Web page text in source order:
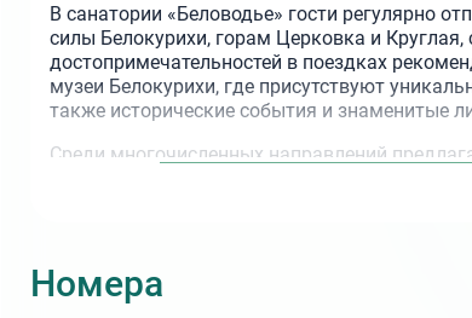
В санатории «Беловодье» гости регулярно
силы Белокурихи, горам Церковка и
достопримечательностей в поездках
музеи Белокурихи, где присутствуют
также исторические события и знаменитые
Среди многочисленных направлений
Собор Святого Пантелеймона Целителя;
гастрономический тур в сыроварню;
В санатории «Беловодье» в Белокурихе
лечение заболеваний опорно-
В санатории Белокурихи «Беловодье»
присутствует особая атмосфера Руси и
В санатории Белокурихи «Беловодье»
оформленные русская баня, финская
Номера